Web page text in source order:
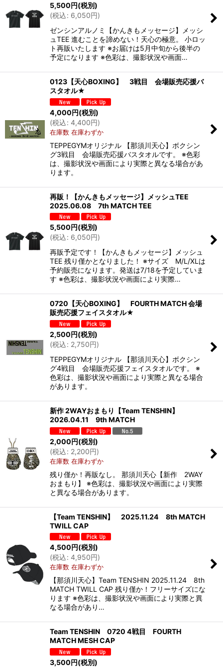
5,500円(税別)
(税込: 6,050円)
ゼンシンアルノミ【かんきもメッセージ】メッシ
ュTEE 進むことを諦めない！天心の極意。 小ロッ
ト再販いたします ※お届けは5月中旬から後半の
予定になります ※色彩は、撮影状況や画面…
0123【天心BOXING】 3戦目 会場販売応援バ
スタオル★
4,000円(税別)
(税込: 4,400円)
在庫数 在庫わずか
TEPPEGYMオリジナル 【那須川天心】ボクシン
グ3戦目 会場販売応援バスタオルです。 ※色彩
は、撮影状況や画面により実際と異なる場合があ
ります。
再販！【かんきもメッセージ】メッシュTEE
2025.06.08 7th MATCH TEE
5,500円(税別)
(税込: 6,050円)
再販予定です！【かんきもメッセージ】メッシュ
TEE 残り僅かとなりました！ ※サイズ M/L/XLは
予約販売になります。発送は7/18を予定していま
す ※色彩は、撮影状況や画面により実際…
0720【天心BOXING】 FOURTH MATCH 会場
販売応援フェイスタオル★
2,500円(税別)
(税込: 2,750円)
TEPPEGYMオリジナル 【那須川天心】ボクシン
グ4戦目 会場販売応援フェイスタオルです。 ※
色彩は、撮影状況や画面により実際と異なる場合
があります。
新作 2WAYおまもり【Team TENSHIN】
2026.04.11 9th MATCH
2,000円(税別)
(税込: 2,200円)
在庫数 在庫わずか
残り僅か！再販なし。 那須川天心【新作 2WAY
おまもり】 ※色彩は、撮影状況や画面により実際
と異なる場合があります。
【Team TENSHIN】 2025.11.24 8th MATCH
TWILL CAP
4,500円(税別)
(税込: 4,950円)
在庫数 在庫わずか
【那須川天心】Team TENSHIN 2025.11.24 8th
MATCH TWILL CAP 残り僅か！フリーサイズにな
ります ※色彩は、撮影状況や画面により実際と異
なる場合があり…
Team TENSHIN 0720 4戦目 FOURTH
MATCH MESH CAP
3,500円(税別)